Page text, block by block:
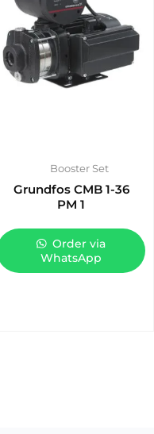
Booster Set
Grundfos CMB 1-36
PM 1
Order via
WhatsApp